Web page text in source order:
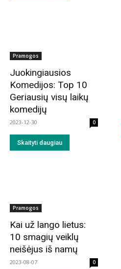
Pramogos
Juokingiausios
Komedijos: Top 10
Geriausių visų laikų
komedijų
2023-12-30 0
Skaityti daugiau
Pramogos
Kai už lango lietus:
10 smagių veiklų
neišėjus iš namų
2023-08-07 0